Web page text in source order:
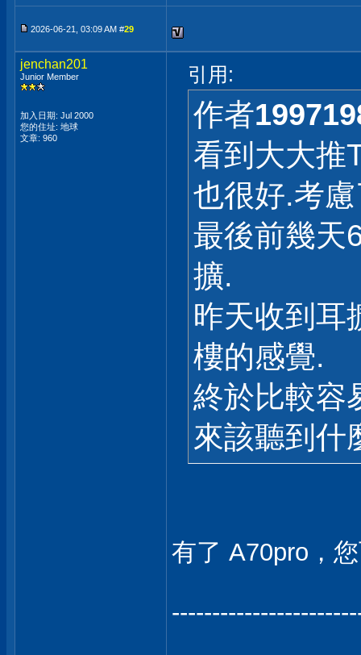
2026-06-21, 03:09 AM #29
jenchan201
Junior Member
加入日期: Jul 2000
您的住址: 地球
文章: 960
引用:
作者
看到大大推
也很好.考
最後前幾天
擴.
昨天收到耳
樓的感覺.
終於比較容
來該聽到
有了 A70pro，